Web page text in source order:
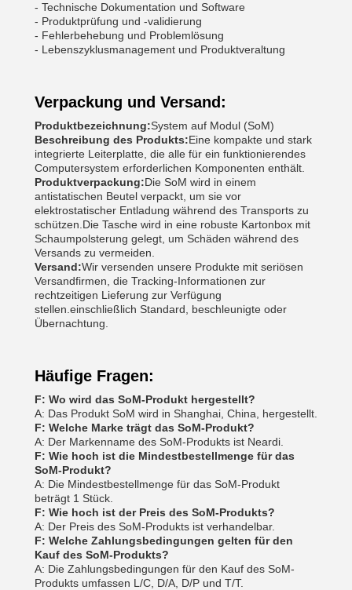
- Technische Dokumentation und Software
- Produktprüfung und -validierung
- Fehlerbehebung und Problemlösung
- Lebenszyklusmanagement und Produktveraltung
Verpackung und Versand:
Produktbezeichnung:System auf Modul (SoM)
Beschreibung des Produkts:Eine kompakte und stark
integrierte Leiterplatte, die alle für ein funktionierendes
Computersystem erforderlichen Komponenten enthält.
Produktverpackung:Die SoM wird in einem
antistatischen Beutel verpackt, um sie vor
elektrostatischer Entladung während des Transports zu
schützen.Die Tasche wird in eine robuste Kartonbox mit
Schaumpolsterung gelegt, um Schäden während des
Versands zu vermeiden.
Versand:Wir versenden unsere Produkte mit seriösen
Versandfirmen, die Tracking-Informationen zur
rechtzeitigen Lieferung zur Verfügung
stellen.einschließlich Standard, beschleunigte oder
Übernachtung.
Häufige Fragen:
F: Wo wird das SoM-Produkt hergestellt?
A: Das Produkt SoM wird in Shanghai, China, hergestellt.
F: Welche Marke trägt das SoM-Produkt?
A: Der Markenname des SoM-Produkts ist Neardi.
F: Wie hoch ist die Mindestbestellmenge für das
SoM-Produkt?
A: Die Mindestbestellmenge für das SoM-Produkt
beträgt 1 Stück.
F: Wie hoch ist der Preis des SoM-Produkts?
A: Der Preis des SoM-Produkts ist verhandelbar.
F: Welche Zahlungsbedingungen gelten für den
Kauf des SoM-Produkts?
A: Die Zahlungsbedingungen für den Kauf des SoM-
Produkts umfassen L/C, D/A, D/P und T/T.